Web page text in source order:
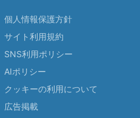
個人情報保護方針
サイト利用規約
SNS利用ポリシー
AIポリシー
クッキーの利用について
広告掲載